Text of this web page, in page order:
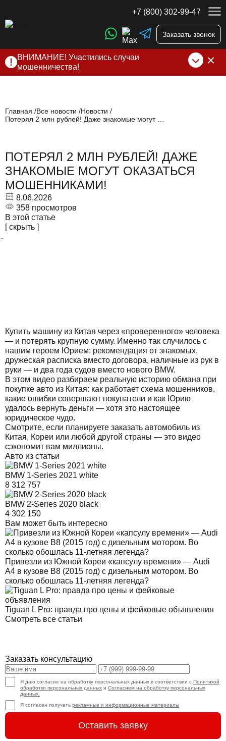
+7 (800) 302-99-47
Заказать звонок
ВНИМАНИЕ! Участились случаи
мошенничества!
нами по официальнымконтактам
и на сайте
Главная Все новости
Новости
ПОТЕРЯЛ 2 МЛН РУБЛЕЙ! ДАЖЕ
ЗНАКОМЫЕ МОГУТ ОКАЗАТЬСЯ
МОШЕННИКАМИ!
8.06.2026
358 просмотров
В этой статье
[скрыть ]
Купить машину из Китая через «проверенного» человека
— и потерять крупную сумму. Именно так случилось с
нашим героем Юрием: рекомендация от знакомых,
дружеская расписка вместо договора, наличные из рук в
руки — и два года судов вместо нового BMW.
В этом видео разбираем реальную историю обмана при
покупке авто из Китая: как работает схема мошенников,
какие ошибки совершают покупатели и как Юрию
удалось вернуть деньги — хотя это настоящее
юридическое чудо.
Смотрите, если планируете заказать автомобиль из
Китая, Кореи или любой другой страны — это видео
сэкономит вам миллионы.
Авто из статьи
BMW 1-Series 2021 white
8 312 757
BMW 2-Series 2020 black
4 302 150
Вам может быть интересно
Привезли из Южной Кореи «капсулу времени» — Audi
A4 в кузове B8 (2015 год) с дизельным мотором. Во
сколько обошлась 11-летняя легенда?
Tiguan L Pro: правда про цены и фейковые объявления
Смотреть все статьи
Заказать консультацию
Я даю согласие на обработку персональных данных в соответствии с Политикой
обработки персональных данных и Согласием на обработку персональных
данных.
Я согласен получать рекламные и информационные материалы
Оставить заявку